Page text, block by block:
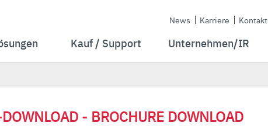
News Karriere Kontakt
Kauf / Support Unternehmen/IR
- BROCHURE DOWNLOAD